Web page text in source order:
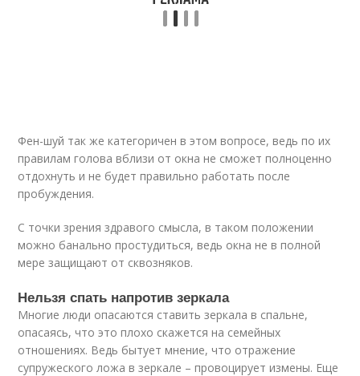
Фен-шуй так же категоричен в этом вопросе, ведь по их
правилам голова вблизи от окна не сможет полноценно
отдохнуть и не будет правильно работать после
пробуждения.
С точки зрения здравого смысла, в таком положении
можно банально простудиться, ведь окна не в полной
мере защищают от сквозняков.
Нельзя спать напротив зеркала
Многие люди опасаются ставить зеркала в спальне,
опасаясь, что это плохо скажется на семейных
отношениях. Ведь бытует мнение, что отражение
супружеского ложа в зеркале – провоцирует измены. Еще